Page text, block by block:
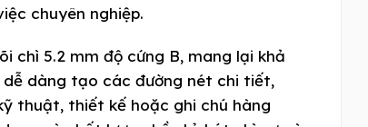
chuyên nghiệp.
chì 5.2 mm độ cứng B, mang lại khả
dàng tạo các đường nét chi tiết,
thuật, thiết kế hoặc ghi chú hàng